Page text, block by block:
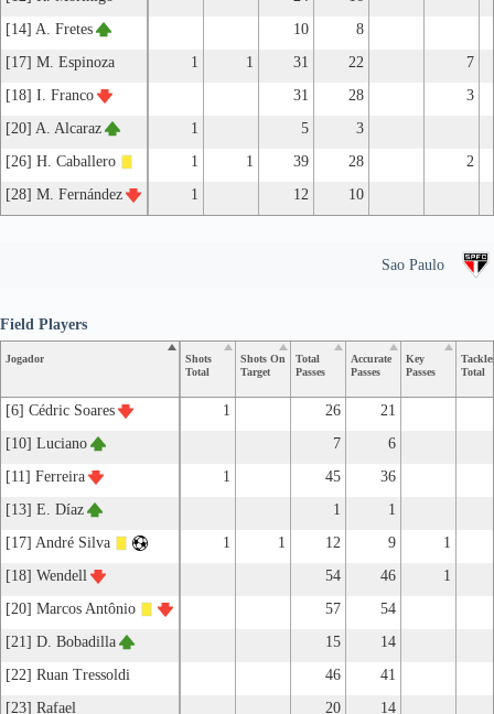
[14] A. Fretes
10
8
[17] M. Espinoza
1 1 31 22
7
[18] I. Franco
31 28
3
[20] A. Alcaraz
1 5
3
[26] H. Caballero
1 1 39 28
2
[28] M. Fernández
1 12 10
Sao Paulo
Jogador
Shots
Total
Shots On
Target
Total
Passes
Accurate
Passes
Key
Passes
Total
[6] Cédric Soares 1 26
21
[10] Luciano
7
6
[11] Ferreira
1 45
36
[13] E. Díaz
1
1
[17] André Silva
1 1 12 9
1
[18] Wendell
54 46
1
[20] Marcos Antônio
57
54
[21] D. Bobadilla
15
14
[22] Ruan Tressoldi
46
41
[23] Rafael
20
14
Field Players